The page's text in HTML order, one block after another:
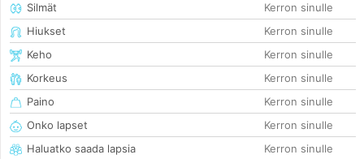
Silmät
Kerron sinulle
Hiukset
Kerron sinulle
Keho
Kerron sinulle
Korkeus
Kerron sinulle
Paino
Kerron sinulle
Onko lapset
Kerron sinulle
Haluatko saada lapsia
Kerron sinulle